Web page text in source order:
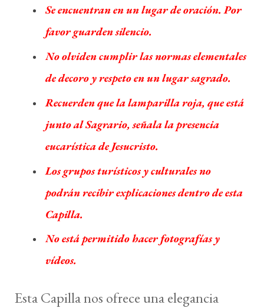
Se encuentran en un lugar de oración. Por
favor guarden silencio.
No olviden cumplir las normas elementales
de decoro y respeto en un lugar sagrado.
Recuerden que la lamparilla roja, que está
junto al Sagrario, señala la presencia
eucarística de Jesucristo.
Los grupos turísticos y culturales no
podrán recibir explicaciones dentro de esta
Capilla.
No está permitido hacer fotografías y
vídeos.
Esta Capilla nos ofrece una elegancia